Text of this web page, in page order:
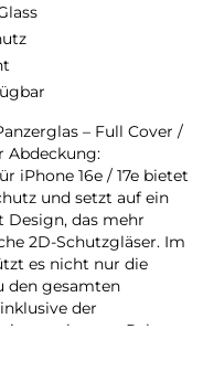
– Full Cover /
Abdeckung:
iPhone 16e / 17e bietet
und setzt auf ein
Design, das mehr
2D-Schutzgläser. Im
es nicht nur die
den gesamten
der
schwarze Rahmen
perfekt auf.